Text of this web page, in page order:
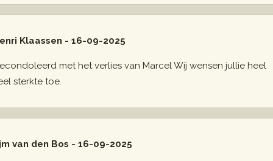
Klaassen - 16-09-2025
met het verlies van Marcel Wij wensen jullie heel
sterkte toe.
van den Bos - 16-09-2025